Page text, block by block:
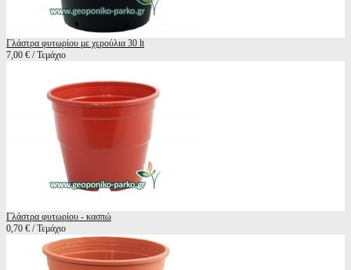
Γλάστρα φυτωρίου με χερούλια 30 lt
7,00 € / Τεμάχιο
Γλάστρα φυτωρίου - κασπώ
0,70 € / Τεμάχιο